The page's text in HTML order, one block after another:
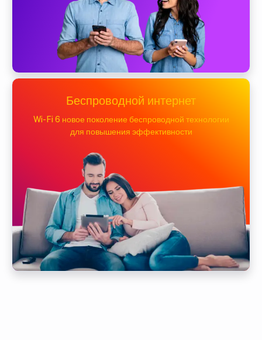
Беспроводной интернет
Wi-Fi 6 новое поколение беспроводной технологии
для повышения эффективности